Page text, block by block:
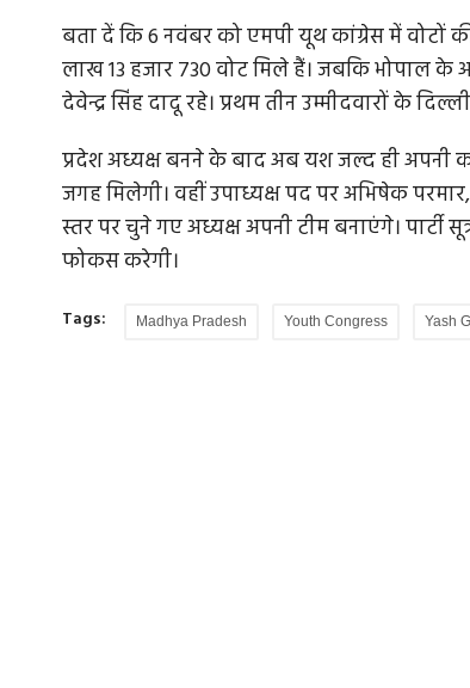
बता दें कि 6 नवंबर को एमपी यूथ कांग्रेस में वोटों
लाख 13 हजार 730 वोट मिले हैं। जबकि भोपाल के
देवेन्द्र सिंह दादू रहे। प्रथम तीन उम्मीदवारों के
प्रदेश अध्यक्ष बनने के बाद अब यश जल्द ही अपनी
जगह मिलेगी। वहीं उपाध्यक्ष पद पर अभिषेक
स्तर पर चुने गए अध्यक्ष अपनी टीम बनाएंगे।
फोकस करेगी।
Tags: Madhya Pradesh Youth Congress Yash